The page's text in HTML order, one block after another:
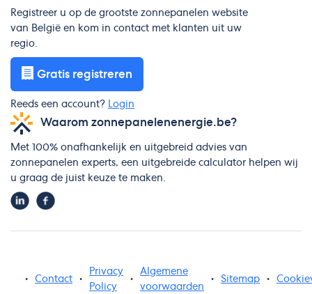
Registreer u op de grootste zonnepanelen website
van België en kom in contact met klanten uit uw
regio.
Gratis registreren
Reeds een account? Login
Waarom zonnepanelenenergie.be?
Met 100% onafhankelijk en uitgebreid advies van
zonnepanelen experts, een uitgebreide calculator helpen wij
u graag de juist keuze te maken.
• Contact •
Privacy
Policy
•
Algemene
voorwaarden
• Sitemap •